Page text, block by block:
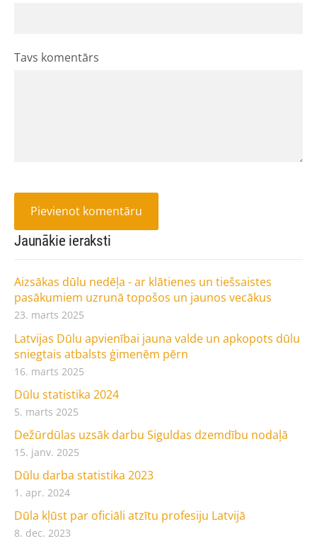
Jaunākie ieraksti
Aizsākas dūlu nedēļa - ar klātienes un tiešsaistes
pasākumiem uzrunā topošos un jaunos vecākus
23. marts 2025
Latvijas Dūlu apvienībai jauna valde un apkopots dūlu
sniegtais atbalsts ģimenēm pērn
16. marts 2025
Dūlu statistika 2024
5. marts 2025
Dežūrdūlas uzsāk darbu Siguldas dzemdību nodaļā
15. janv. 2025
Dūlu darba statistika 2023
1. apr. 2024
Dūla kļūst par oficiāli atzītu profesiju Latvijā
8. dec. 2023
Tavs komentārs